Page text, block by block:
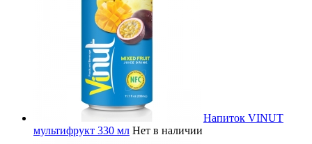
Напиток VINUT
мультифрукт 330 мл Нет в наличии